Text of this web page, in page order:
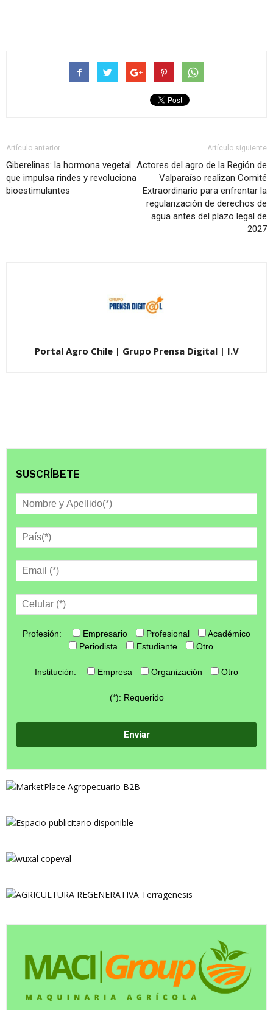
Artículo anterior
Giberelinas: la hormona vegetal
que impulsa rindes y revoluciona
bioestimulantes
Artículo siguiente
Actores del agro de la Región de
Valparaíso realizan Comité
Extraordinario para enfrentar la
regularización de derechos de
agua antes del plazo legal de
2027
Portal Agro Chile | Grupo Prensa Digital | I.V
SUSCRÍBETE
Profesión: Empresario Profesional
Académico
Periodista
Estudiante Otro
Institución: Empresa Organización Otro
(*): Requerido